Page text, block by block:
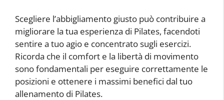
Scegliere l’abbigliamento giusto può contribuire a
migliorare la tua esperienza di Pilates, facendoti
sentire a tuo agio e concentrato sugli esercizi.
Ricorda che il comfort e la libertà di movimento
sono fondamentali per eseguire correttamente le
posizioni e ottenere i massimi benefici dal tuo
allenamento di Pilates.